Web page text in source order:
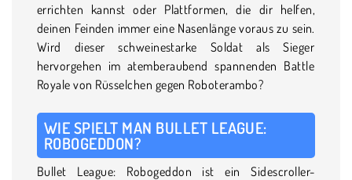
errichten kannst oder Plattformen, die dir helfen,
deinen Feinden immer eine Nasenlänge voraus zu sein.
Wird dieser schweinestarke Soldat als Sieger
hervorgehen im atemberaubend spannenden Battle
Royale von Rüsselchen gegen Roboterambo?
WIE SPIELT MAN BULLET LEAGUE:
ROBOGEDDON?
Bullet League: Robogeddon ist ein Sidescroller-